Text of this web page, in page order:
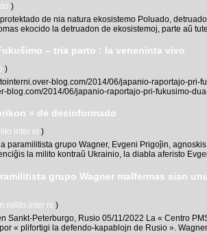
)
de nia natura ekosistemo Poluado,
ekocido la detruadon de ekosistemoj, parte aŭ
– tria parto : la veneninta vivo
)
blog.com/2014/06/japanio-raportajo-pri-
blog.com/2014/06/japanio-raportajo-pri-fukusimo-
» de desinformado
inter ni )
paramilitista grupo Wagner, Evgeni Prigoĵin,
la milito kontraŭ Ukrainio, la diabla aferisto
grupo Wagner malfermas sian
milito inter ni )
Sankt-Peterburgo, Rusio 05/11/2022 La « Centro
« plifortigi la defendo-kapablojn de Rusio ».